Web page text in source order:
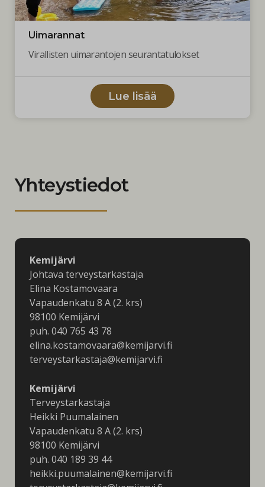
Uimarannat
Virallisten uimarantojen seurantatulokset
Lue lisää
Yhteystiedot
Kemijärvi
Johtava terveystarkastaja
Elina Kostamovaara
Vapaudenkatu 8 A (2. krs)
98100 Kemijärvi
puh. 040 765 43 78
elina.kostamovaara@kemijarvi.fi
terveystarkastaja@kemijarvi.fi
Kemijärvi
Terveystarkastaja
Heikki Puumalainen
Vapaudenkatu 8 A (2. krs)
98100 Kemijärvi
puh. 040 189 39 44
heikki.puumalainen@kemijarvi.fi